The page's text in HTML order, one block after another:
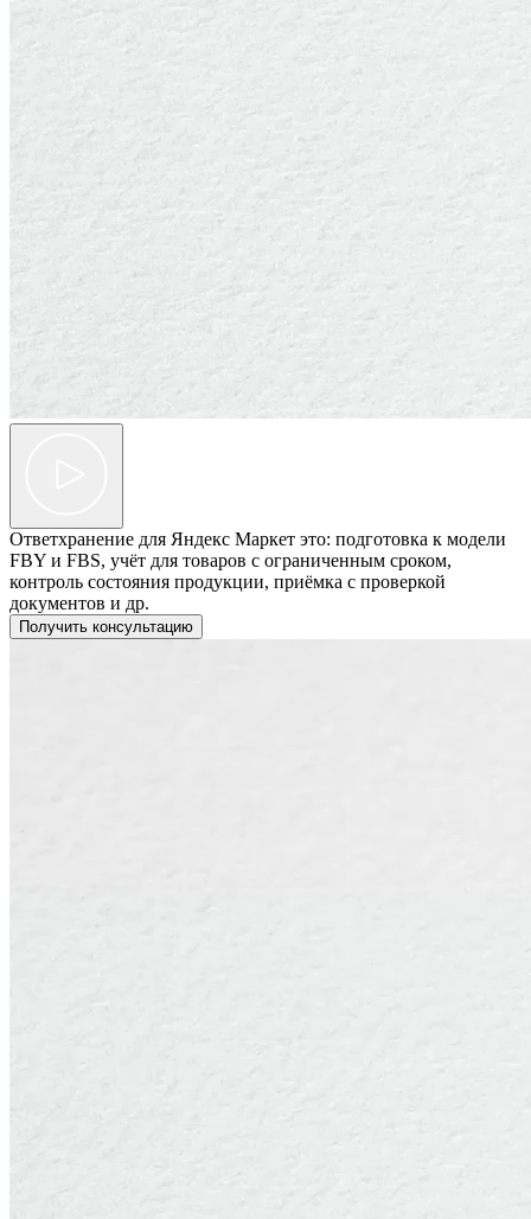
Ответхранение для Яндекс Маркет это: подготовка к модели
FBY и FBS, учёт для товаров с ограниченным сроком,
контроль состояния продукции, приёмка с проверкой
документов и др.
Получить консультацию